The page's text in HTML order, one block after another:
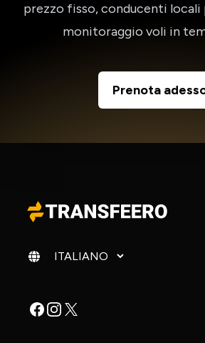
prezzo fisso, conducenti
monitoraggio voli in
Prenota
Cambia lingua
Facebook
Instagram
X